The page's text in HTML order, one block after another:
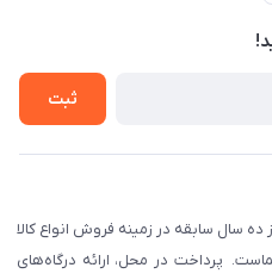
ثبت
ده سال سابقه در زمینه فروش انواع کالا
پرداخت در محل، ارائه درگاه‌های